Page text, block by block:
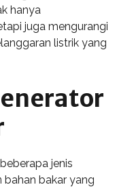
hanya
juga mengurangi
listrik yang
jenis
bahan bakar yang